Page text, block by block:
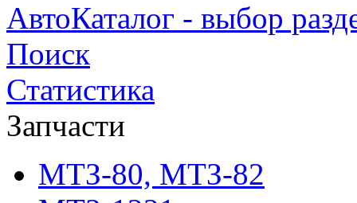
АвтоКаталог - выбор
Поиск
Статистика
Запчасти
МТЗ-80, МТЗ-82